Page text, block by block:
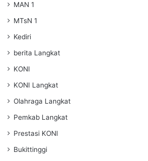
MAN 1
MTsN 1
Kediri
berita Langkat
KONI
KONI Langkat
Olahraga Langkat
Pemkab Langkat
Prestasi KONI
Bukittinggi